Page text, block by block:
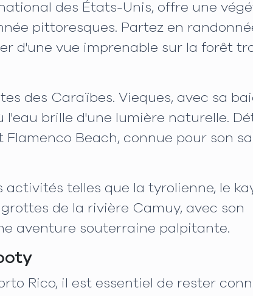
des États-Unis, offre une
pittoresques. Partez en
d'une vue imprenable sur la forêt
des Caraïbes. Vieques, avec sa
brille d'une lumière naturelle.
Beach, connue pour son
activités telles que la tyrolienne, le
de la rivière Camuy, avec son
aventure souterraine palpitante.
Rico, il est essentiel de rester